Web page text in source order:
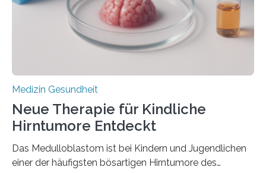
erblich bedingte Herzerkrankung. Sie führt dazu, dass
sich die linke Herzkammer verdickt, der Herzmuskel zu
stark kontrahiert…
Medizin Gesundheit
Neue Therapie für Kindliche
Hirntumore Entdeckt
Das Medulloblastom ist bei Kindern und Jugendlichen
einer der häufigsten bösartigen Hirntumore des